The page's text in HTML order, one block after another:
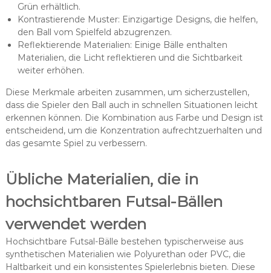
Grün erhältlich.
Kontrastierende Muster: Einzigartige Designs, die helfen,
den Ball vom Spielfeld abzugrenzen.
Reflektierende Materialien: Einige Bälle enthalten
Materialien, die Licht reflektieren und die Sichtbarkeit
weiter erhöhen.
Diese Merkmale arbeiten zusammen, um sicherzustellen,
dass die Spieler den Ball auch in schnellen Situationen leicht
erkennen können. Die Kombination aus Farbe und Design ist
entscheidend, um die Konzentration aufrechtzuerhalten und
das gesamte Spiel zu verbessern.
Übliche Materialien, die in
hochsichtbaren Futsal-Bällen
verwendet werden
Hochsichtbare Futsal-Bälle bestehen typischerweise aus
synthetischen Materialien wie Polyurethan oder PVC, die
Haltbarkeit und ein konsistentes Spielerlebnis bieten. Diese